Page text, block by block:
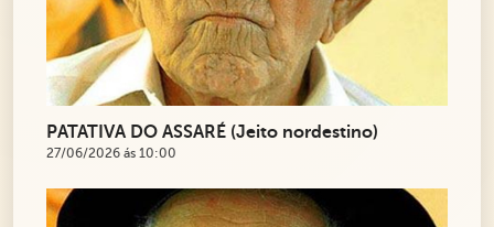
PATATIVA DO ASSARÉ (Jeito nordestino)
27/06/2026 ás 10:00